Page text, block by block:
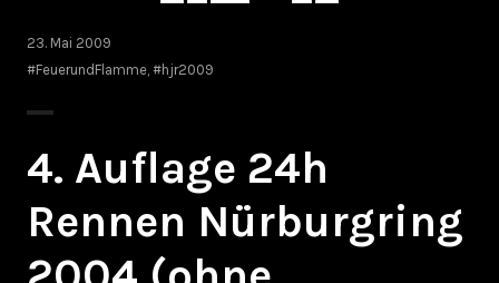
23. Mai 2009
#FeuerundFlamme #hjr2009
4. Auflage 24h
Rennen Nürburgring